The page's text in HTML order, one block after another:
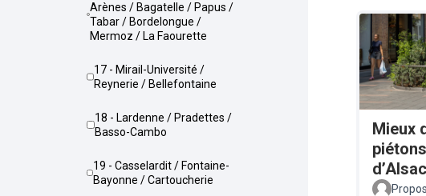
Arènes / Bagatelle / Papus /
Tabar / Bordelongue /
Mermoz / La Faourette
17 - Mirail-Université /
Reynerie / Bellefontaine
18 - Lardenne / Pradettes /
Basso-Cambo
19 - Casselardit / Fontaine-
Bayonne / Cartoucherie
Mieux